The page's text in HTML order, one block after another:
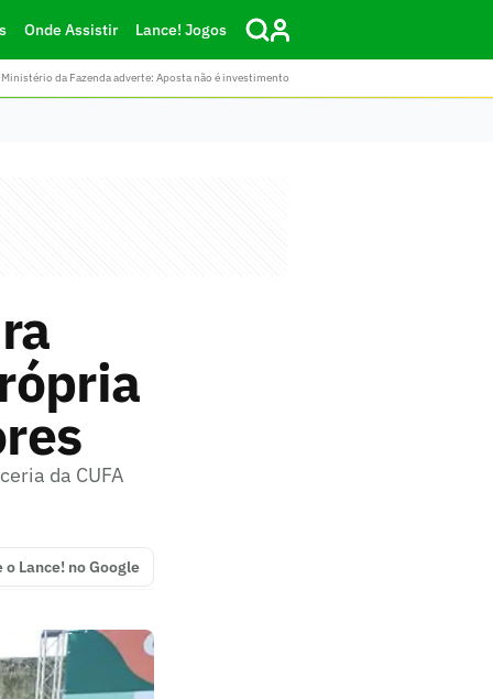
Onde Assistir Lance! Jogos
da Fazenda adverte: Aposta não é investimento
da CUFA
o Lance! no Google